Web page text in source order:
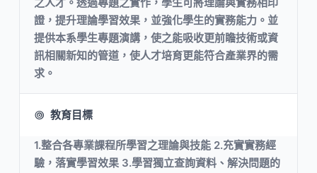
證，提升理論學習效果，並強化學生的實務能力。並
提供本系學生專題演講，使之能吸收更前瞻技術或資
訊相關新知的管道，使人才培育更能符合產業界的需
求。
教育目標
1.整合各專業課程所學習之理論與技能 2.充實實務經
驗，落實學習效果 3.學習獨立查詢資料、解決問題的